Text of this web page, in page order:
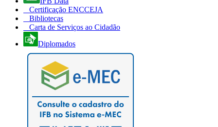
Certificação ENCCEJA
Bibliotecas
Carta de Serviços ao Cidadão
Diplomados